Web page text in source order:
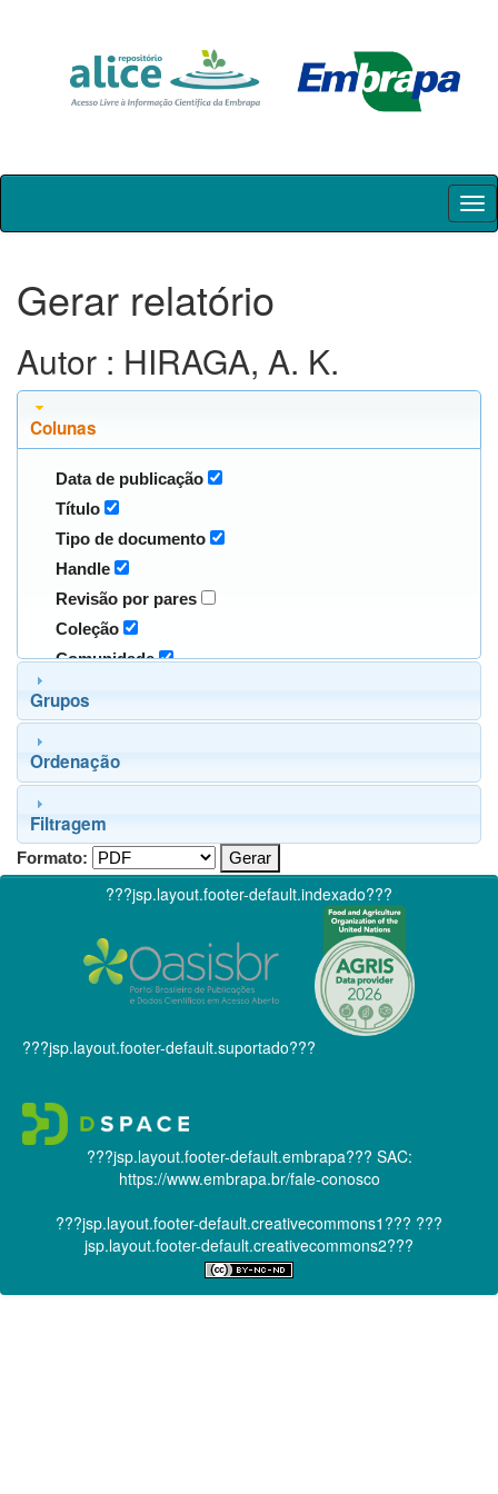
Skip
Gerar relatório
Autor : HIRAGA, A. K.
Colunas
Data de publicação
Título
Tipo de documento
Handle
Revisão por pares
Coleção
Comunidade
Grupos
Ordenação
Filtragem
Formato:
???jsp.layout.footer-default.indexado???
???jsp.layout.footer-default.suportado???
???jsp.layout.footer-default.embrapa??? SAC:
https://www.embrapa.br/fale-conosco
???jsp.layout.footer-default.creativecommons1??? ???
jsp.layout.footer-default.creativecommons2???